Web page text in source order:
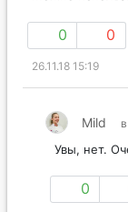
0 0
26.11.18 15:19
Mild
Увы, нет.
0